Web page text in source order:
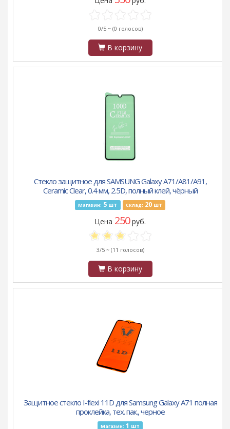
0/5 ~ (0 голосов)
В корзину
Стекло защитное для SAMSUNG Galaxy A71/A81/A91,
Ceramic Clear, 0.4 мм, 2.5D, полный клей, чёрный
Магазин: 5 шт Склад: 20шт
Цена 250руб.
3/5 ~ (11 голосов)
В корзину
Защитное стекло I-flexi 11D для Samsung Galaxy A71 полная
проклейка, тех. пак., черное
Магазин: 1 шт